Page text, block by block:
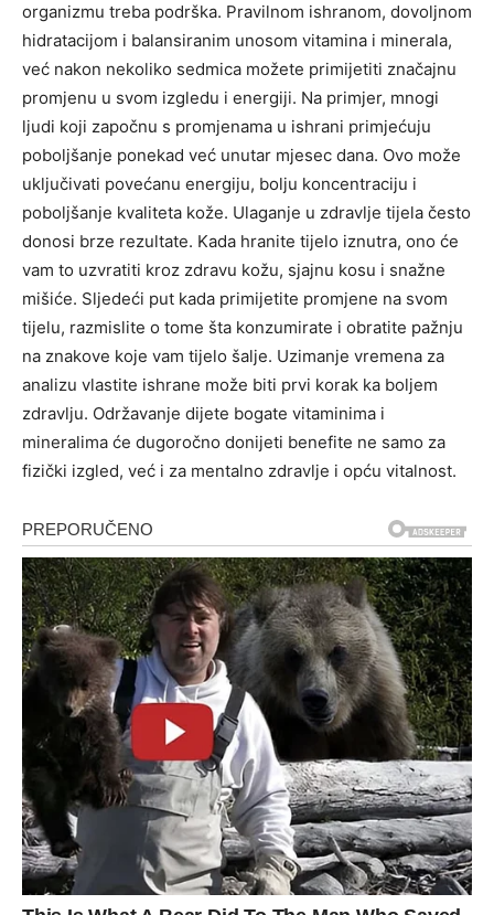
organizmu treba podrška. Pravilnom ishranom, dovoljnom
hidratacijom i balansiranim unosom vitamina i minerala,
već nakon nekoliko sedmica možete primijetiti značajnu
promjenu u svom izgledu i energiji. Na primjer, mnogi
ljudi koji započnu s promjenama u ishrani primjećuju
poboljšanje ponekad već unutar mjesec dana. Ovo može
uključivati ​​povećanu energiju, bolju koncentraciju i
poboljšanje kvaliteta kože. Ulaganje u zdravlje tijela često
donosi brze rezultate. Kada hranite tijelo iznutra, ono će
vam to uzvratiti kroz zdravu kožu, sjajnu kosu i snažne
mišiće. Sljedeći put kada primijetite promjene na svom
tijelu, razmislite o tome šta konzumirate i obratite pažnju
na znakove koje vam tijelo šalje. Uzimanje vremena za
analizu vlastite ishrane može biti prvi korak ka boljem
zdravlju. Održavanje dijete bogate vitaminima i
mineralima će dugoročno donijeti benefite ne samo za
fizički izgled, već i za mentalno zdravlje i opću vitalnost.